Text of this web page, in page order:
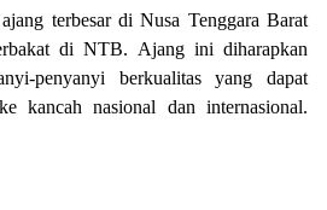
terbesar di Nusa Tenggara Barat
di NTB. Ajang ini diharapkan
penyanyi berkualitas yang dapat
kancah nasional dan internasional.